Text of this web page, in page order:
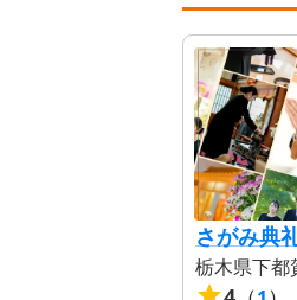
さがみ典
栃木県下都